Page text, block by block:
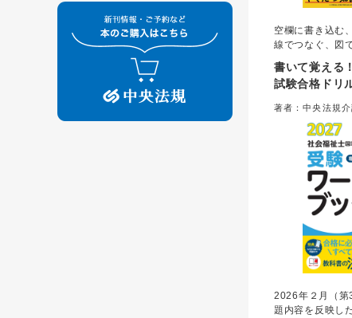
保育士
制度
空欄に書き込む
線でつなぐ、図
いろなタイプの
しく学習できま
自分だけの参考
書いて覚える
試験合格ドリ
著者：中央法規介
2026年２月（第
題内容を反映し